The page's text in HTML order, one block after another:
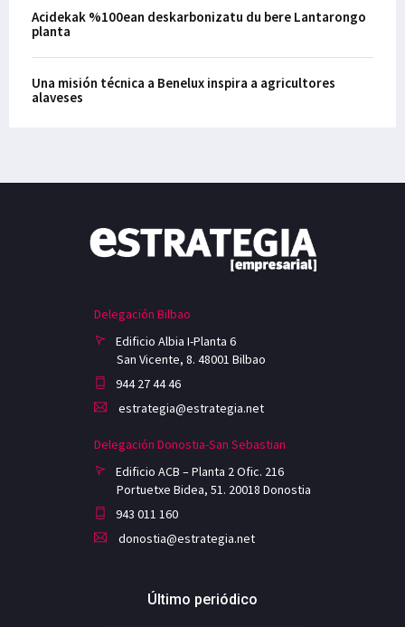
Acidekak %100ean deskarbonizatu du bere Lantarongo
planta
Una misión técnica a Benelux inspira a agricultores
alaveses
Delegación Bilbao
Edificio Albia I-Planta 6
San Vicente, 8. 48001 Bilbao
944 27 44 46
estrategia@estrategia.net
Delegación Donostia-San Sebastian
Edificio ACB – Planta 2 Ofic. 216
Portuetxe Bidea, 51. 20018 Donostia
943 011 160
donostia@estrategia.net
Último periódico